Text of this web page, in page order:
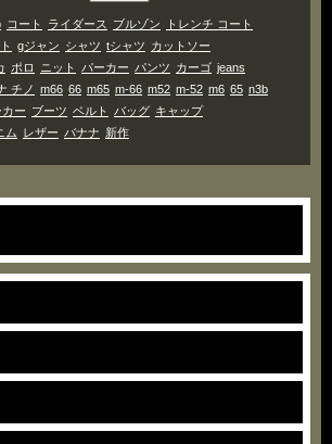
コート ライダース ブルゾン
トレンチ コート
gジャン シャツ tシャツ カットソー
ポロ ニット パーカー パンツ カーゴ jeans
チノ m66 66 m65 m-66 m52 m-52 m6 65 n3b
ー ブーツ ベルト バッグ キャップ
ム レザー バナナ 新作